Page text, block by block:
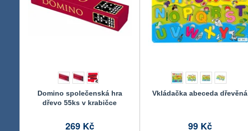
Domino společenská hra
dřevo 55ks v krabičce
269 Kč
Vkládačka abeceda dřevěná
99 Kč